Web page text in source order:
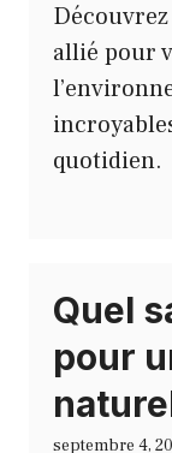
allié pour
quotidien.
Quel
pour
septembre 4,